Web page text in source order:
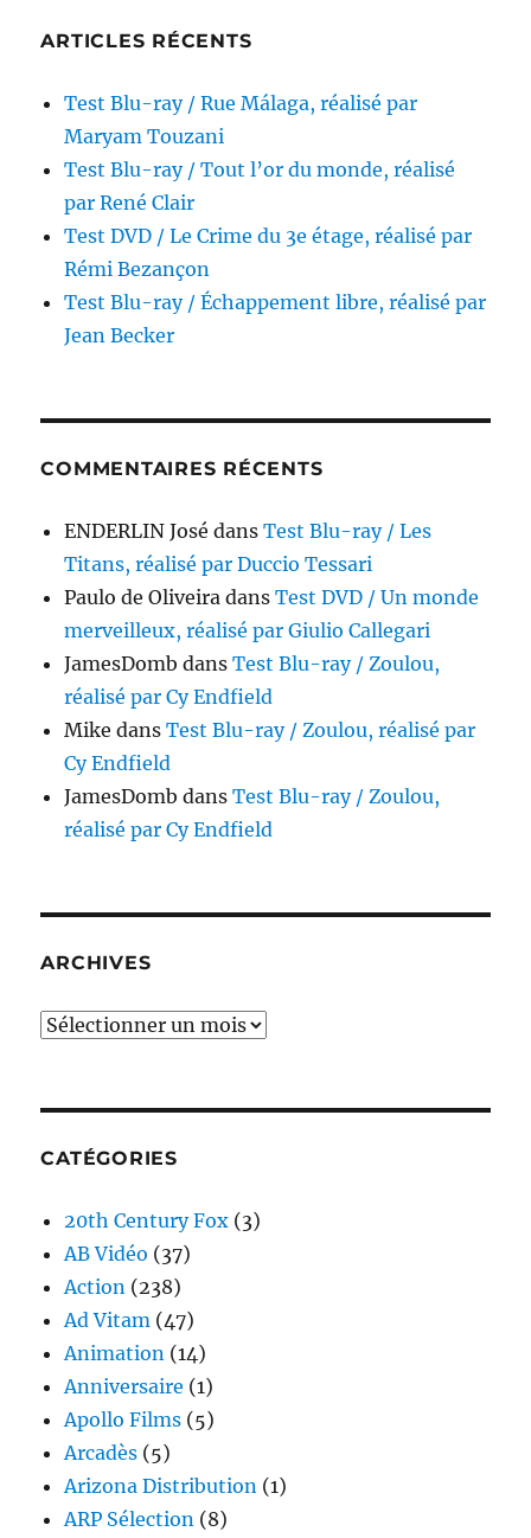
ARTICLES RÉCENTS
Test Blu-ray / Rue Málaga, réalisé par
Maryam Touzani
Test Blu-ray / Tout l’or du monde, réalisé
par René Clair
Test DVD / Le Crime du 3e étage, réalisé par
Rémi Bezançon
Test Blu-ray / Échappement libre, réalisé par
Jean Becker
COMMENTAIRES RÉCENTS
ENDERLIN José dansTest Blu-ray / Les
Titans, réalisé par Duccio Tessari
Paulo de Oliveira dansTest DVD / Un monde
merveilleux, réalisé par Giulio Callegari
JamesDomb dansTest Blu-ray / Zoulou,
réalisé par Cy Endfield
Mike dansTest Blu-ray / Zoulou, réalisé par
Cy Endfield
JamesDomb dansTest Blu-ray / Zoulou,
réalisé par Cy Endfield
ARCHIVES
Archives
CATÉGORIES
20th Century Fox (3)
AB Vidéo (37)
Action (238)
Ad Vitam (47)
Animation (14)
Anniversaire (1)
Apollo Films (5)
Arcadès (5)
Arizona Distribution (1)
ARP Sélection (8)